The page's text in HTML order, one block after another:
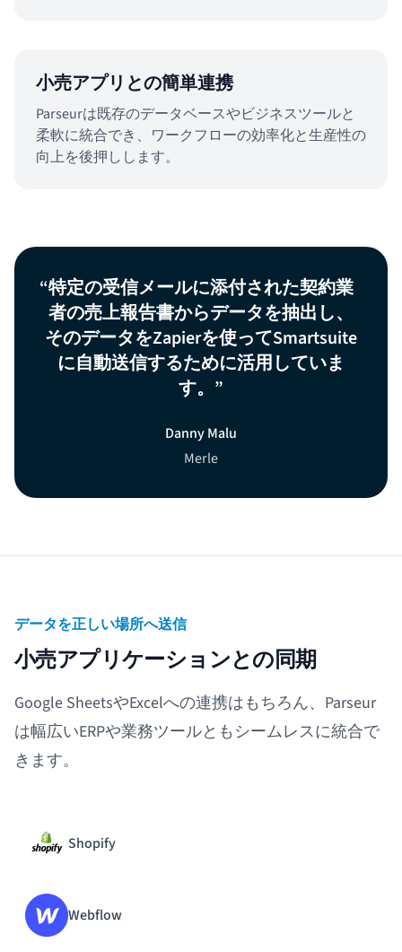
小売アプリとの簡単連携
Parseurは既存のデータベースやビジネスツールと
柔軟に統合でき、ワークフローの効率化と生産性の
向上を後押しします。
特定の受信メールに添付された契約業
者の売上報告書からデータを抽出し、
そのデータをZapierを使ってSmartsuite
に自動送信するために活用していま
す。
Danny Malu
Merle
データを正しい場所へ送信
小売アプリケーションとの同期
Google SheetsやExcelへの連携はもちろん、Parseur
は幅広いERPや業務ツールともシームレスに統合で
きます。
Shopify
Webflow